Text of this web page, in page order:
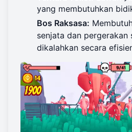
yang membutuhkan
Bos Raksasa:
senjata dan pergerakan
dikalahkan secara